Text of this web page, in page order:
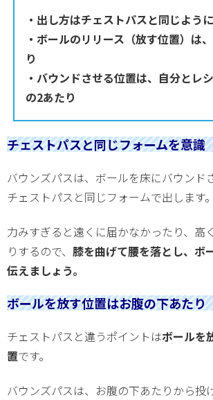
・出し方はチェストパスと同じように
・ボールのリリース（放す位置）は
り
・バウンドさせる位置は、自分とレ
の2あたり
チェストパスと同じフォームを意識
バウンズパスは、ボールを床にバウンド
チェストパスと同じフォームで出します。
力みすぎると遠くに届かなかったり、高
りするので、 膝を曲げて腰を落とし、ボ
伝えましょう。
ボールを放す位置はお腹の下あたり
チェストパスと違うポイントはボールを
置です。
バウンズパスは、お腹の下あたりから投